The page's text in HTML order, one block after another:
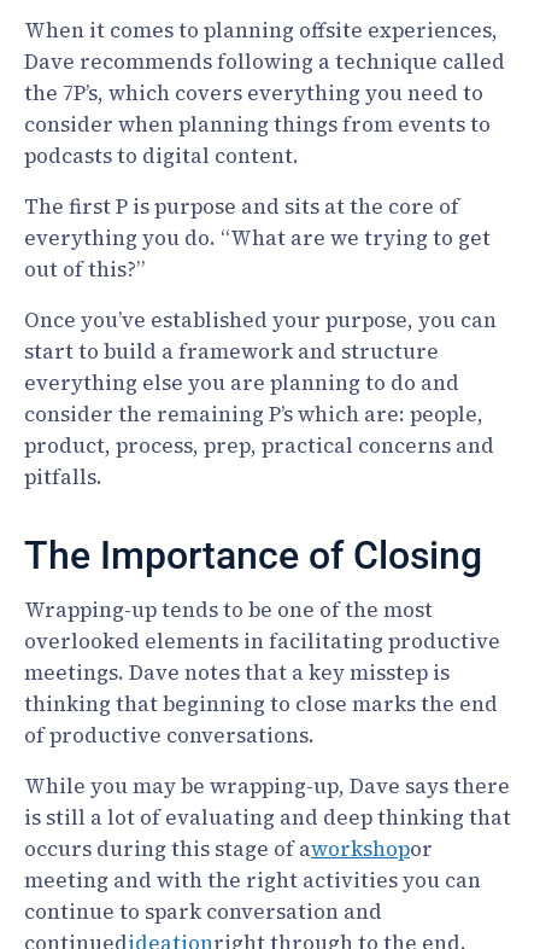
When it comes to planning offsite experiences,
Dave recommends following a technique called
the 7P’s, which covers everything you need to
consider when planning things from events to
podcasts to digital content.
The first P is purpose and sits at the core of
everything you do. “What are we trying to get
out of this?”
Once you’ve established your purpose, you can
start to build a framework and structure
everything else you are planning to do and
consider the remaining P’s which are: people,
product, process, prep, practical concerns and
pitfalls.
The Importance of Closing
Wrapping-up tends to be one of the most
overlooked elements in facilitating productive
meetings. Dave notes that a key misstep is
thinking that beginning to close marks the end
of productive conversations.
While you may be wrapping-up, Dave says there
is still a lot of evaluating and deep thinking that
occurs during this stage of aworkshopor
meeting and with the right activities you can
continue to spark conversation and
continuedideationright through to the end.